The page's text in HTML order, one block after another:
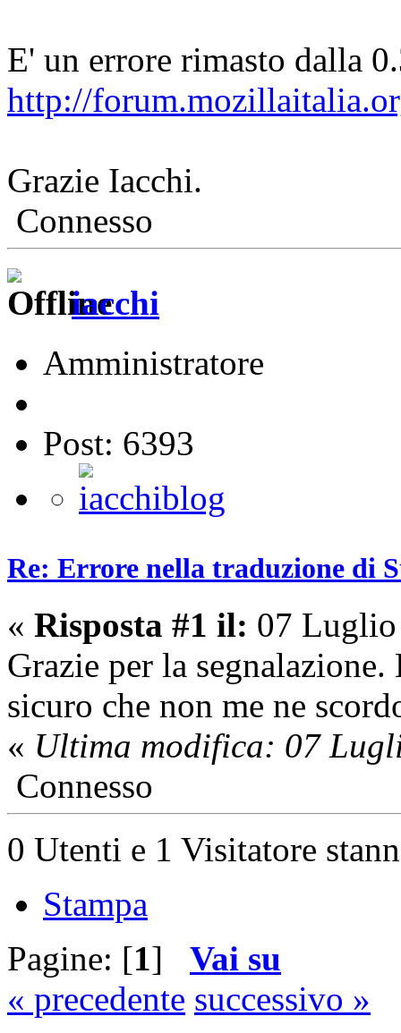
E' un errore rimasto dalla
http://
Grazie Iacchi.
Connesso
iacchi
Amministratore
Post: 6393
Re: Errore nella traduzione di
« Risposta #1 il: 07
Grazie per la
sicuro che non me ne
« Ultima modifica: 07
Connesso
0 Utenti e 1 Visitatore
Stampa
Pagine: [1] Vai su
« precedente successivo »